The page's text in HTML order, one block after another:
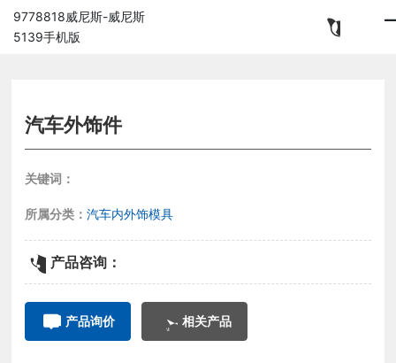
9778818威尼斯-威尼斯
5139手机版
汽车外饰件
关键词：
所属分类：汽车内外饰模具
产品咨询：
产品询价 相关产品